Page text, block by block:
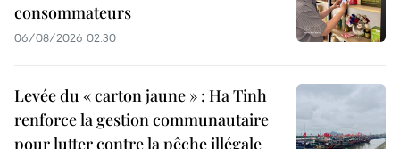
consommateurs
06/08/2026 02:30
Levée du « carton jaune » : Ha Tinh
renforce la gestion communautaire
pour lutter contre la pêche illégale